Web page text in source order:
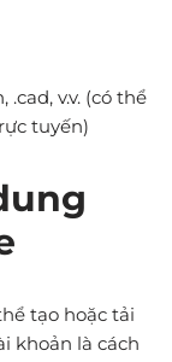
.cad, v.v. (có thể
tuyến)
tạo hoặc tải
khoản là cách